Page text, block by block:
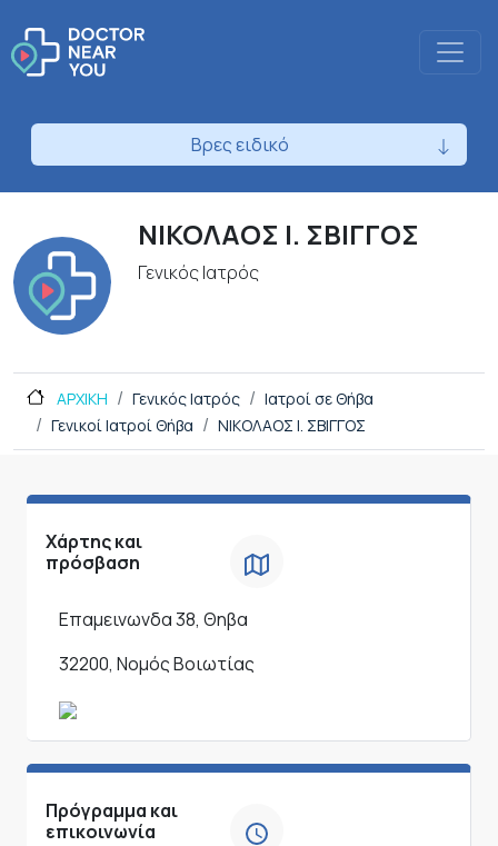
Βρες ειδικό
ΝΙΚΟΛΑΟΣ Ι. ΣΒΙΓΓΟΣ
Γενικός Ιατρός
ΑΡΧΙΚΗ Γενικός Ιατρός
Ιατροί σε Θήβα
Γενικοί Ιατροί Θήβα
ΝΙΚΟΛΑΟΣ Ι. ΣΒΙΓΓΟΣ
Χάρτης και
πρόσβαση
Επαμεινωνδα 38, Θηβα
32200, Νομός Βοιωτίας
Πρόγραμμα και
επικοινωνία